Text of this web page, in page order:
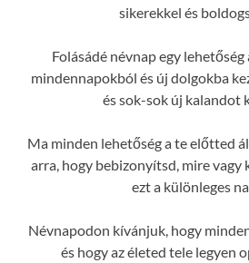
sikerekkel és
Folásádé névnap egy
mindennapokból és új dolgokba
és sok-sok új kalandot
Ma minden lehetőség a te előtted
arra, hogy bebizonyítsd, mire vagy
ezt a különleges
Névnapodon kívánjuk, hogy
és hogy az életed tele legyen